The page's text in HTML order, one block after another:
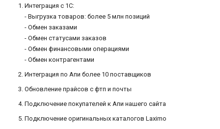
Интеграция с 1С:
- Выгрузка товаров: более 5 млн позиций
- Обмен заказами
- Обмен статусами заказов
- Обмен финансовыми операциями
- Обмен контрагентами
Интеграция по Апи более 10 поставщиков
Обновление прайсов с фтп и почты
Подключение покупателей к Апи нашего сайта
Подключение оригинальных каталогов Laximo